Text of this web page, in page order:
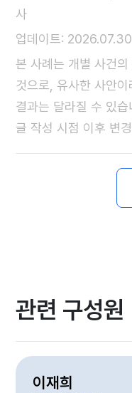
사
업데이트: 2026.07.30
본 사례는 개별 사건
것으로, 유사한 사안
결과는 달라질 수 있
글 작성 시점 이후 변
관련 구성원
이재희